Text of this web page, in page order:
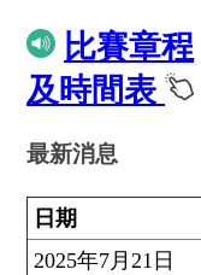
比賽章程
及時間表
最新消息
日期
2025年7月21日